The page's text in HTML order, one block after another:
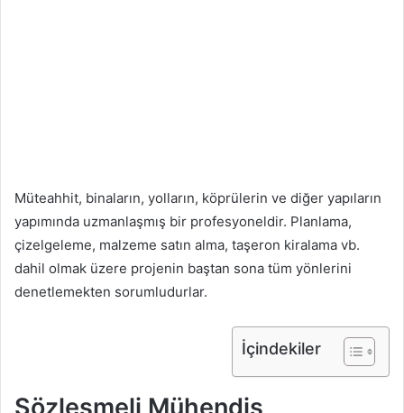
Müteahhit, binaların, yolların, köprülerin ve diğer yapıların
yapımında uzmanlaşmış bir profesyoneldir. Planlama,
çizelgeleme, malzeme satın alma, taşeron kiralama vb.
dahil olmak üzere projenin baştan sona tüm yönlerini
denetlemekten sorumludurlar.
İçindekiler
Sözleşmeli Mühendis